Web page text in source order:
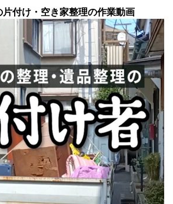
付け・空き家整理の作業動画